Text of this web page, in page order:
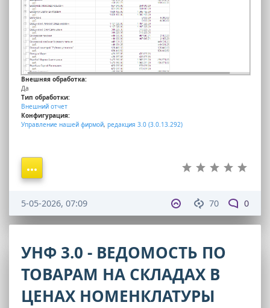
Внешняя обработка:
Да
Тип обработки:
Внешний отчет
Конфигурация:
Управление нашей фирмой, редакция 3.0 (3.0.13.292)
70 0
5-05-2026, 07:09
УНФ 3.0 - ВЕДОМОСТЬ ПО
ТОВАРАМ НА СКЛАДАХ В
ЦЕНАХ НОМЕНКЛАТУРЫ